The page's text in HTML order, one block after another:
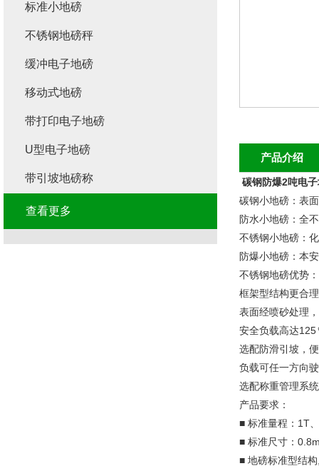
产品介绍
碳钢防爆2吨电
碳钢小地磅：表
防水小地磅：全
不锈钢小地磅：
防爆小地磅：本
不锈钢地磅优势：
框架型结构更合
表面经喷砂处理
安全负载高达125
选配防滑引坡，
负载可任一方向
选配称重管理系
产品要求：
■ 标准量程：1T
■ 标准尺寸：
■ 地磅标准型结
标准小地磅
不锈钢地磅秤
缓冲电子地磅
移动式地磅
带打印电子地磅
U型电子地磅
带引坡地磅称
查看更多